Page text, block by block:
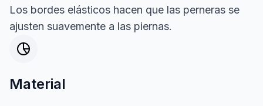
Los bordes elásticos hacen que las perneras se
ajusten suavemente a las piernas.
Material